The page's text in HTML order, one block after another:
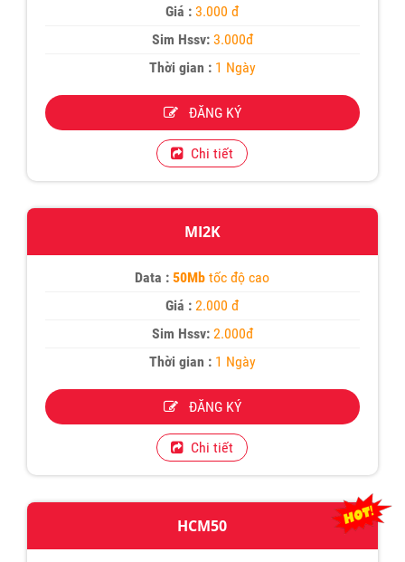
Giá :3.000 đ
Sim Hssv:3.000đ
Thời gian :1 Ngày
ĐĂNG KÝ
Chi tiết
MI2K
Data : 50Mbtốc độ cao
Giá :2.000 đ
Sim Hssv:2.000đ
Thời gian :1 Ngày
ĐĂNG KÝ
Chi tiết
HCM50